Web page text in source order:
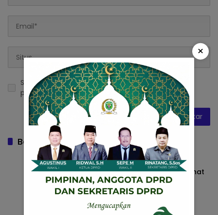
Simpan nama, email, dan situs web saya pada
peramban ini untuk komentar saya berikutnya.
Baca Juga
Naruk Saritani Hadiri Senam Massal
Barito Utara, Dukung Gaya Hidup Sehat
dan Pererat Kebersamaan
Barito Utara 25 Juli 2026
×